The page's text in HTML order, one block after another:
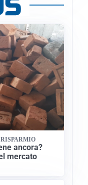
ancora?
mercato